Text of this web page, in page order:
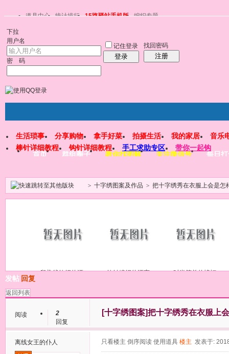
道具中心 统计排行 15路驿站手机版 编织专题
下拉
用户名
密 码
记住登录
登录
找回密码
注册
首页 群组圈子 教你找图解 关注微信号 每日
生活琐事 分享购物 拿手好菜 拍摄生活 我的家居
音乐
棒针详细教程
钩针详细教程 手工求助专区 带你一起钩
> 十字绣图案及作品 > 把十字绣秀在衣服上会是怎
段染线钩织的漂 钩针编织的漂亮 时尚简单的蝙蝠
发帖 回复
返回列表
阅读
2
回复
[十字绣图案]把十字绣秀在衣服上
离线女王的仆人 只看楼主 倒序阅读 使用道具 楼主 发表于: